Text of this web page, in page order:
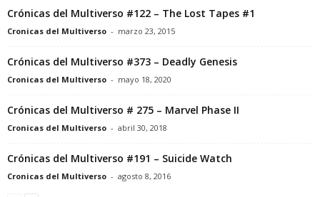
Crónicas del Multiverso #122 – The Lost Tapes #1
Cronicas del Multiverso - marzo 23, 2015
Crónicas del Multiverso #373 – Deadly Genesis
Cronicas del Multiverso - mayo 18, 2020
Crónicas del Multiverso # 275 – Marvel Phase II
Cronicas del Multiverso - abril 30, 2018
Crónicas del Multiverso #191 – Suicide Watch
Cronicas del Multiverso - agosto 8, 2016